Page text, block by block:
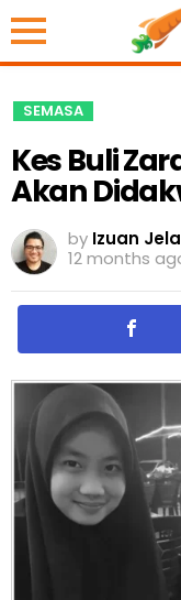
SEMASA
Kes Buli
Akan
by Izuan
12 months